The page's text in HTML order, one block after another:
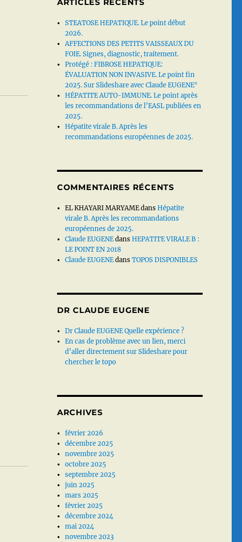
ARTICLES RÉCENTS
STEATOSE HEPATIQUE. Le point début
2026.
AFFECTIONS DES PETITS VAISSEAUX DU
FOIE. Signes, diagnostic, traitement.
Protégé : FIBROSE HEPATIQUE:
ÉVALUATION NON INVASIVE. Le point fin
2025. Sur Slideshare avec Claude EUGENE°
HÉPATITE AUTO-IMMUNE. Le point après
les recommandations de l’EASL publiées en
2025.
Hépatite virale B. Après les
recommandations européennes de 2025.
COMMENTAIRES RÉCENTS
EL KHAYARI MARYAMEdansHépatite
virale B. Après les recommandations
européennes de 2025.
Claude EUGENEdansHEPATITE VIRALE B :
LE POINT EN 2018
Claude EUGENEdansTOPOS DISPONIBLES
DR CLAUDE EUGENE
Dr Claude EUGENE Quelle expérience ?
En cas de problème avec un lien, merci
d’aller directement sur Slideshare pour
chercher le topo
ARCHIVES
février 2026
décembre 2025
novembre 2025
octobre 2025
septembre 2025
juin 2025
mars 2025
février 2025
décembre 2024
mai 2024
novembre 2023